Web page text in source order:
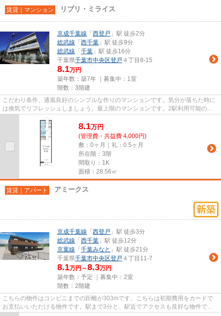
賃貸｜マンション リブリ・ミライス
京成千葉線 「 西登戸 」駅 徒歩2分
総武線 「 西千葉 」駅 徒歩9分
総武線 「 千葉 」駅 徒歩16分
千葉県千葉市中央区登戸 ４丁目8-15
8.1万円
築年数：築7年 ｜募集中： 1室
階数：3階建
こだわり条件、通風良好のシンプルな作りのマンションです。気分が落ちた時に
は換気でリフレッシュしましょう。最上階のマンションです。2駅利用可能のマ
ンションです。新着情報：リブ...
8.1万円
(管理費・共益費 4,000円)
敷：0ヶ月｜礼：0.5ヶ月
所在階：3階
間取り：1K
面積：28.56㎡
賃貸｜アパート アミークス
京成千葉線 「 西登戸 」駅 徒歩3分
総武線 「 西千葉 」駅 徒歩12分
京葉線 「 千葉みなと 」駅 徒歩21分
千葉県千葉市中央区登戸 ４丁目11-7
8.1万円～8.3万円
築年数：予定 ｜募集中： 2室
階数：2階建
こちらの物件はコンビニまでの距離が303mです。こちらは初期費用をカードで
お支払いいただける物件です。駅まで3分と、駅近でアクセスも良好な物件で